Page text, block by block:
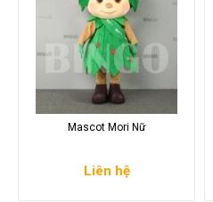
Mascot Mori Nữ
Liên hệ